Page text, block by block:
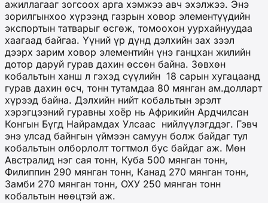
ажиллагааг зогсоох арга хэмжээ авч эхэлжээ. Энэ
зорилгынхоо хүрээнд газрын ховор элементүүдийн
экспортын татварыг өсгөж, томоохон уурхайнуудаа
хаагаад байгаа. Үүний үр дүнд дэлхийн зах зээл
дээрх зарим ховор элементийн үнэ ганцхан жилийн
дотор даруй гурав дахин өссөн байна. Зөвхөн
кобальтын ханш л гэхэд сүүлийн 18 сарын хугацаанд
гурав дахин өсч, тонн тутамдаа 80 мянган ам.долларт
хүрээд байна. Дэлхийн нийт кобальтын эрэлт
хэрэгцээний гуравны хоёр нь Африкийн Ардчилсан
Конгын Бүгд Найрамдах Улсаас нийлүүлэгддэг. Гэвч
энэ улсад байнгын үймээн самуун болж байдаг тул
кобальтын олборлолт тогтмол бус байдаг аж. Мөн
Австралид нэг сая тонн, Куба 500 мянган тонн,
Филиппин 290 мянган тонн, Канад 270 мянган тонн,
Замби 270 мянган тонн, ОХУ 250 мянган тонн
кобальтын нөөцтэй аж.